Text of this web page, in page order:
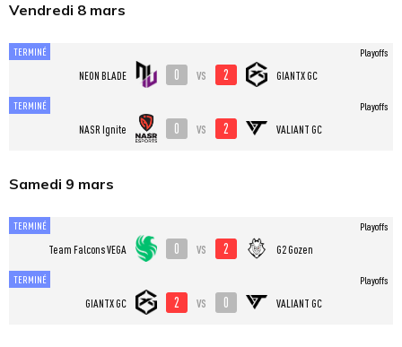
Vendredi 8 mars
TERMINÉ
NEON BLADE 0 vs 2 GIANTX GC
Playoffs
TERMINÉ
NASR Ignite 0 vs 2 VALIANT GC
Playoffs
Samedi 9 mars
TERMINÉ
Team Falcons VEGA 0 vs 2 G2 Gozen
Playoffs
TERMINÉ
GIANTX GC 2 vs 0 VALIANT GC
Playoffs